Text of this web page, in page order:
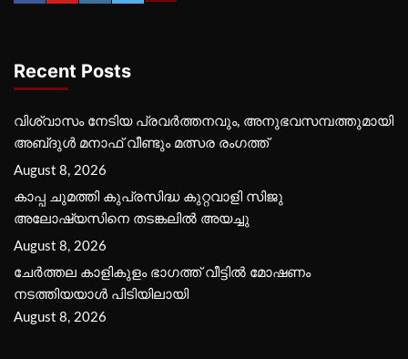
Recent Posts
വിശ്വാസം നേടിയ പ്രവർത്തനവും, അനുഭവസമ്പത്തുമായി
അബ്‌ദുൾ മനാഫ് വീണ്ടും മത്സര രംഗത്ത്
August 8, 2026
കാപ്പ ചുമത്തി കുപ്രസിദ്ധ കുറ്റവാളി സിജു
അലോഷ്യസിനെ തടങ്കലിൽ അയച്ചു
August 8, 2026
ചേർത്തല കാളികുളം ഭാഗത്ത് വീട്ടിൽ മോഷണം
നടത്തിയയാൾ പിടിയിലായി
August 8, 2026